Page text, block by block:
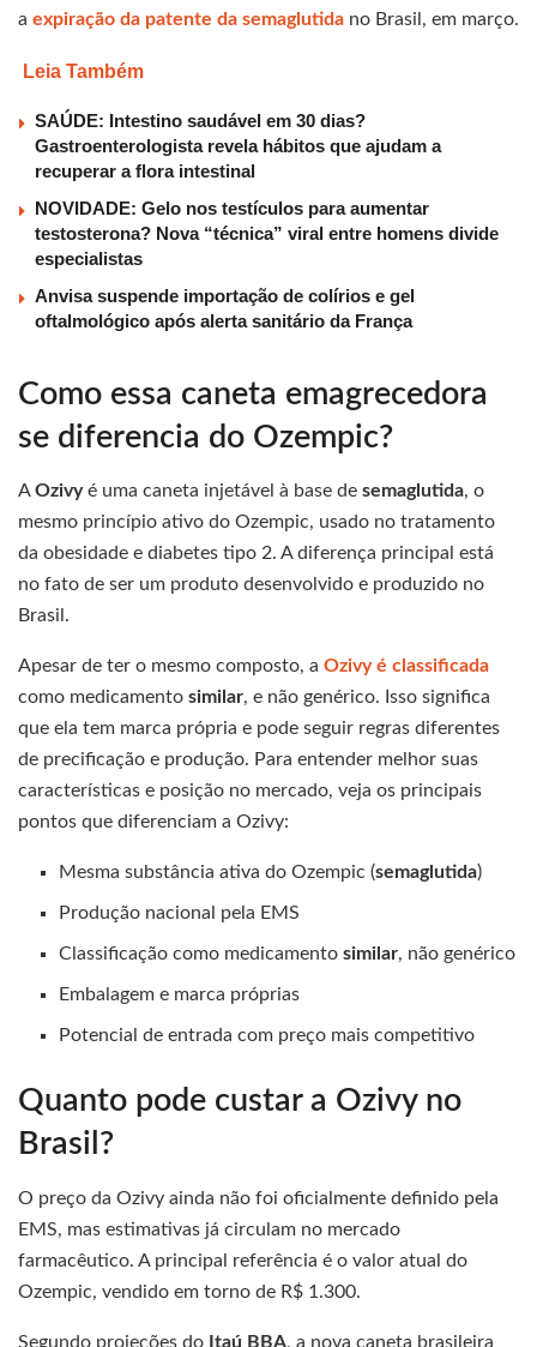
a expiração da patente da semaglutida no Brasil, em março.
Leia Também
SAÚDE: Intestino saudável em 30 dias?
Gastroenterologista revela hábitos que ajudam a
recuperar a flora intestinal
NOVIDADE: Gelo nos testículos para aumentar
testosterona? Nova “técnica” viral entre homens divide
especialistas
Anvisa suspende importação de colírios e gel
oftalmológico após alerta sanitário da França
Como essa caneta emagrecedora
se diferencia do Ozempic?
AOzivyé uma caneta injetável à base de semaglutida, o
mesmo princípio ativo do Ozempic, usado no tratamento
da obesidade e diabetes tipo 2. A diferença principal está
no fato de ser um produto desenvolvido e produzido no
Brasil.
Apesar de ter o mesmo composto, a Ozivy é classificada
como medicamento similar, e não genérico. Isso significa
que ela tem marca própria e pode seguir regras diferentes
de precificação e produção. Para entender melhor suas
características e posição no mercado, veja os principais
pontos que diferenciam a Ozivy:
Mesma substância ativa do Ozempic (semaglutida)
Produção nacional pela EMS
Classificação como medicamentosimilar, não genérico
Embalagem e marca próprias
Potencial de entrada com preço mais competitivo
Quanto pode custar a Ozivy no
Brasil?
O preço da Ozivy ainda não foi oficialmente definido pela
EMS, mas estimativas já circulam no mercado
farmacêutico. A principal referência é o valor atual do
Ozempic, vendido em torno de R$ 1.300.
Segundo projeções do Itaú BBA, a nova caneta brasileira